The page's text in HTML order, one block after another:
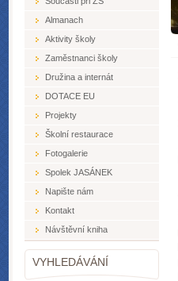
Almanach
Aktivity školy
Zaměstnanci školy
Družina a internát
DOTACE EU
Projekty
Školní restaurace
Fotogalerie
Spolek JASÁNEK
Napište nám
Kontakt
Návštěvní kniha
VYHLEDÁVÁNÍ